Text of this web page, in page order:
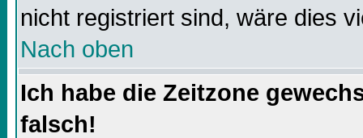
nicht registriert sind, wäre dies
Nach oben
Ich habe die Zeitzone
falsch!